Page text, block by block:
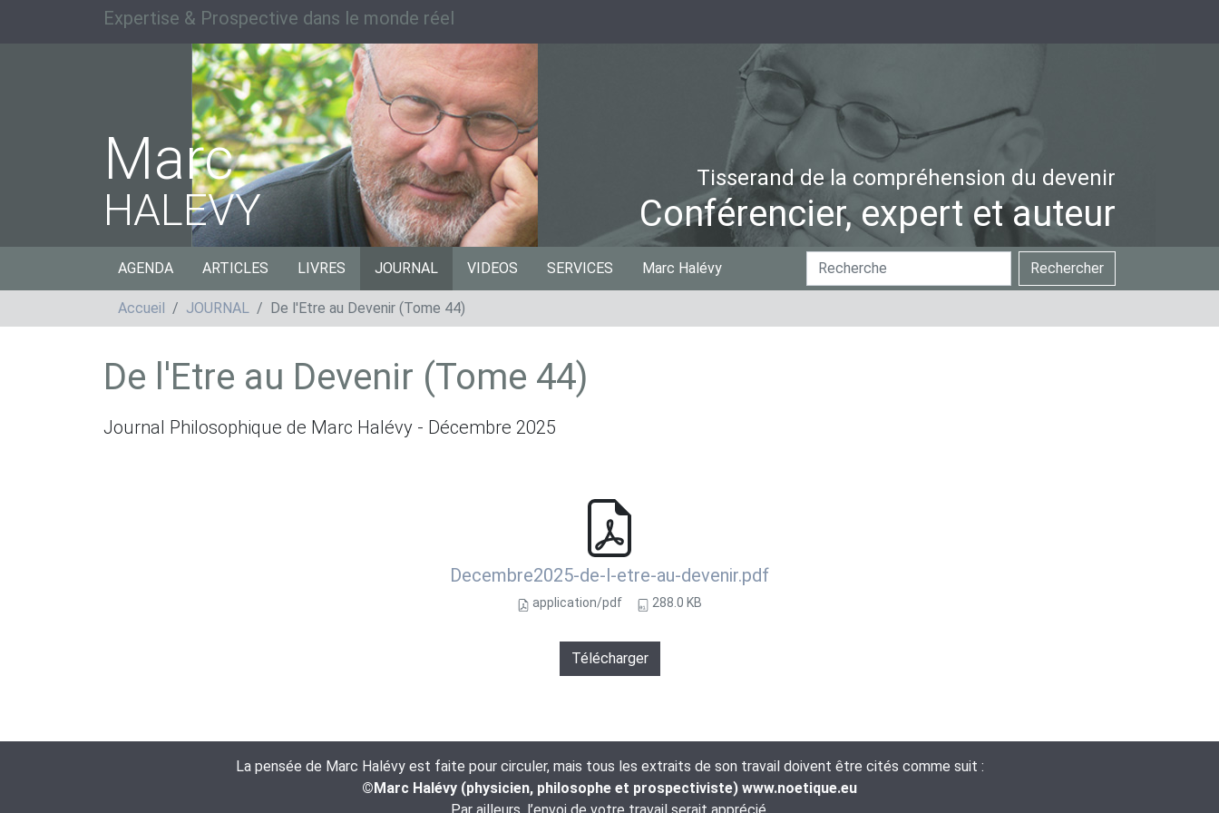
Expertise & Prospective dans le monde réel
Marc
HALEVY
Tisserand de la compréhension du devenir
Conférencier, expert et auteur
AGENDA ARTICLES LIVRES JOURNAL VIDEOS SERVICES Marc Halévy
Chercher
par
Rechercher
Recherche
avancée…
Accueil
JOURNAL De l'Etre au Devenir (Tome 44)
De l'Etre au Devenir (Tome 44)
Journal Philosophique de Marc Halévy - Décembre 2025
Decembre2025-de-l-etre-au-devenir.pdf
application/pdf 288.0 KB
Télécharger
La pensée de Marc Halévy est faite pour circuler, mais tous les extraits de son travail doivent être cités comme suit :
©Marc Halévy (physicien, philosophe et prospectiviste) www.noetique.eu